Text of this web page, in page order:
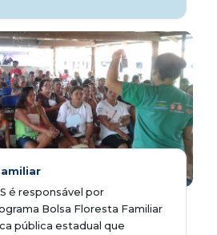
é responsável por
Bolsa Floresta Familiar
pública estadual que